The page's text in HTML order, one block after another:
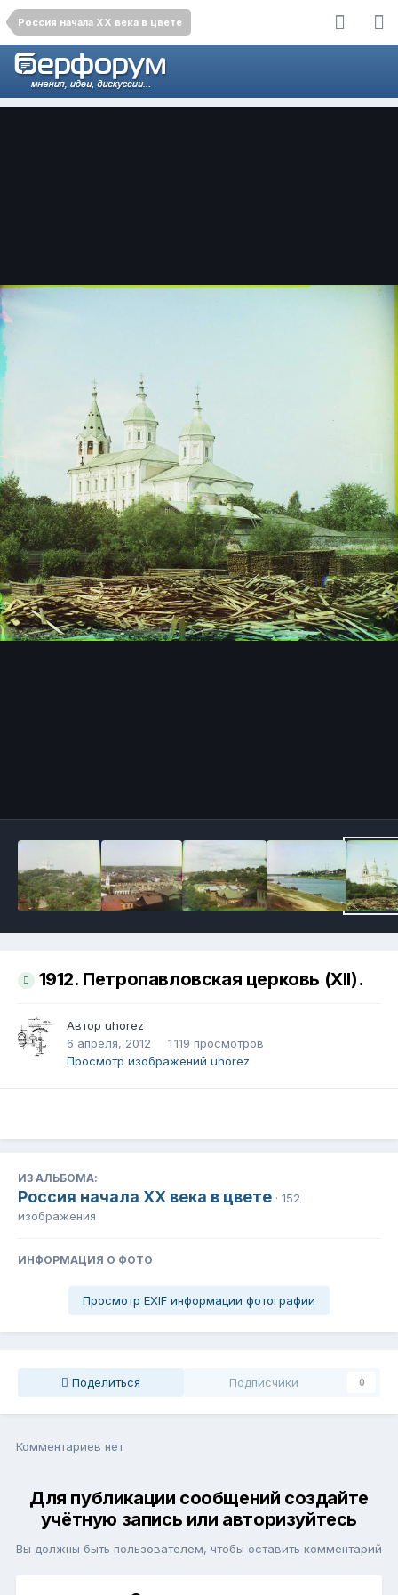
Россия начала ХХ века в цвете
1912. Петропавловская церковь (XII).
Автор uhorez
6 апреля, 2012
1 119 просмотров
Просмотр изображений uhorez
ИЗ АЛЬБОМА:
Россия начала ХХ века в цвете · 152
изображения
ИНФОРМАЦИЯ О ФОТО
Просмотр EXIF информации фотографии
Поделиться Подписчики 0
Комментариев нет
Для публикации сообщений создайте
учётную запись или авторизуйтесь
Вы должны быть пользователем, чтобы оставить комментарий